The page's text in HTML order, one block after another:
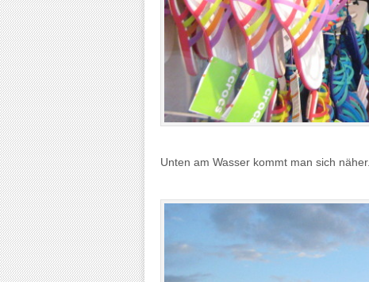
Unten am Wasser kommt man sich näher.